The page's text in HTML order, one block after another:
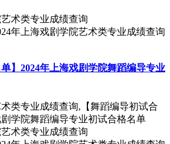
年上海戏剧学院艺术类专业成绩查询
】2024年上海戏剧学院舞蹈编导专业
类专业成绩查询,【舞蹈编导初试合
学院舞蹈编导专业初试合格名单